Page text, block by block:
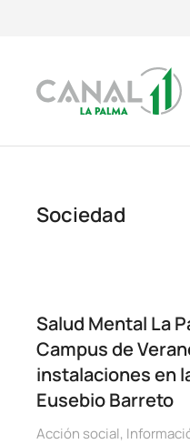
Sociedad
Salud Mental La
Campus de
instalaciones en
Eusebio Barreto
Acción social,